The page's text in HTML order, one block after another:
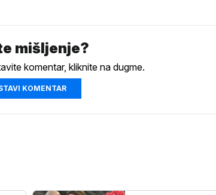
mišljenje?
komentar, kliknite na dugme.
KOMENTAR